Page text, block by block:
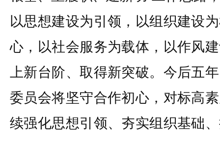
以思想建设为引领，以组织建设
心，以社会服务为载体，以作风
上新台阶、取得新突破。今后五
委员会将坚守合作初心，对标高
续强化思想引领、夯实组织基础